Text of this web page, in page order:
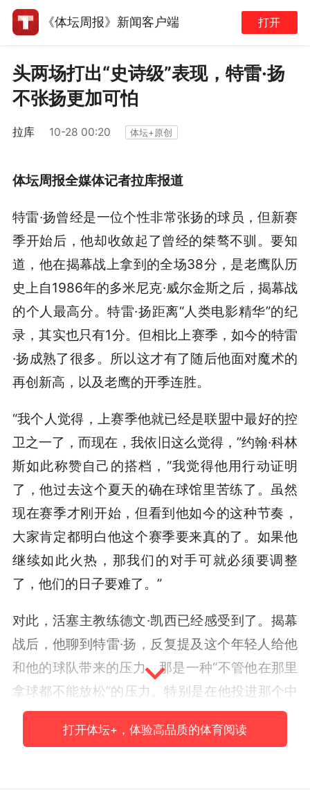
《体坛周报》新闻客户端 打开
头两场打出“史诗级”表现，特雷·扬
不张扬更加可怕
拉库 10-28 00:20 体坛+原创
体坛周报全媒体记者拉库报道
特雷·扬曾经是一位个性非常张扬的球员，但新赛
季开始后，他却收敛起了曾经的桀骜不驯。要知
道，他在揭幕战上拿到的全场38分，是老鹰队历
史上自1986年的多米尼克·威尔金斯之后，揭幕战
的个人最高分。特雷·扬距离“人类电影精华”的纪
录，其实也只有1分。但相比上赛季，如今的特雷
·扬成熟了很多。所以这才有了随后他面对魔术的
再创新高，以及老鹰的开季连胜。
“我个人觉得，上赛季他就已经是联盟中最好的控
卫之一了，而现在，我依旧这么觉得，”约翰·科林
斯如此称赞自己的搭档，“我觉得他用行动证明
了，他过去这个夏天的确在球馆里苦练了。虽然
现在赛季才刚开始，但看到他如今的这种节奏，
大家肯定都明白他这个赛季要来真的了。如果他
继续如此火热，那我们的对手可就必须要调整
了，他们的日子要难了。”
对此，活塞主教练德文·凯西已经感受到了。揭幕
战后，他聊到特雷·扬，反复提及这个年轻人给他
和他的球队带来的压力。那是一种“不管他在那里
拿球都不能放松”的压力。特别是在他投进那个中
圈投篮后，活塞的压力更大了。但是相比那个会
进入五佳球的超远三分，科林斯觉得如今特雷·扬
打开体坛+，体验高品质的体育阅读